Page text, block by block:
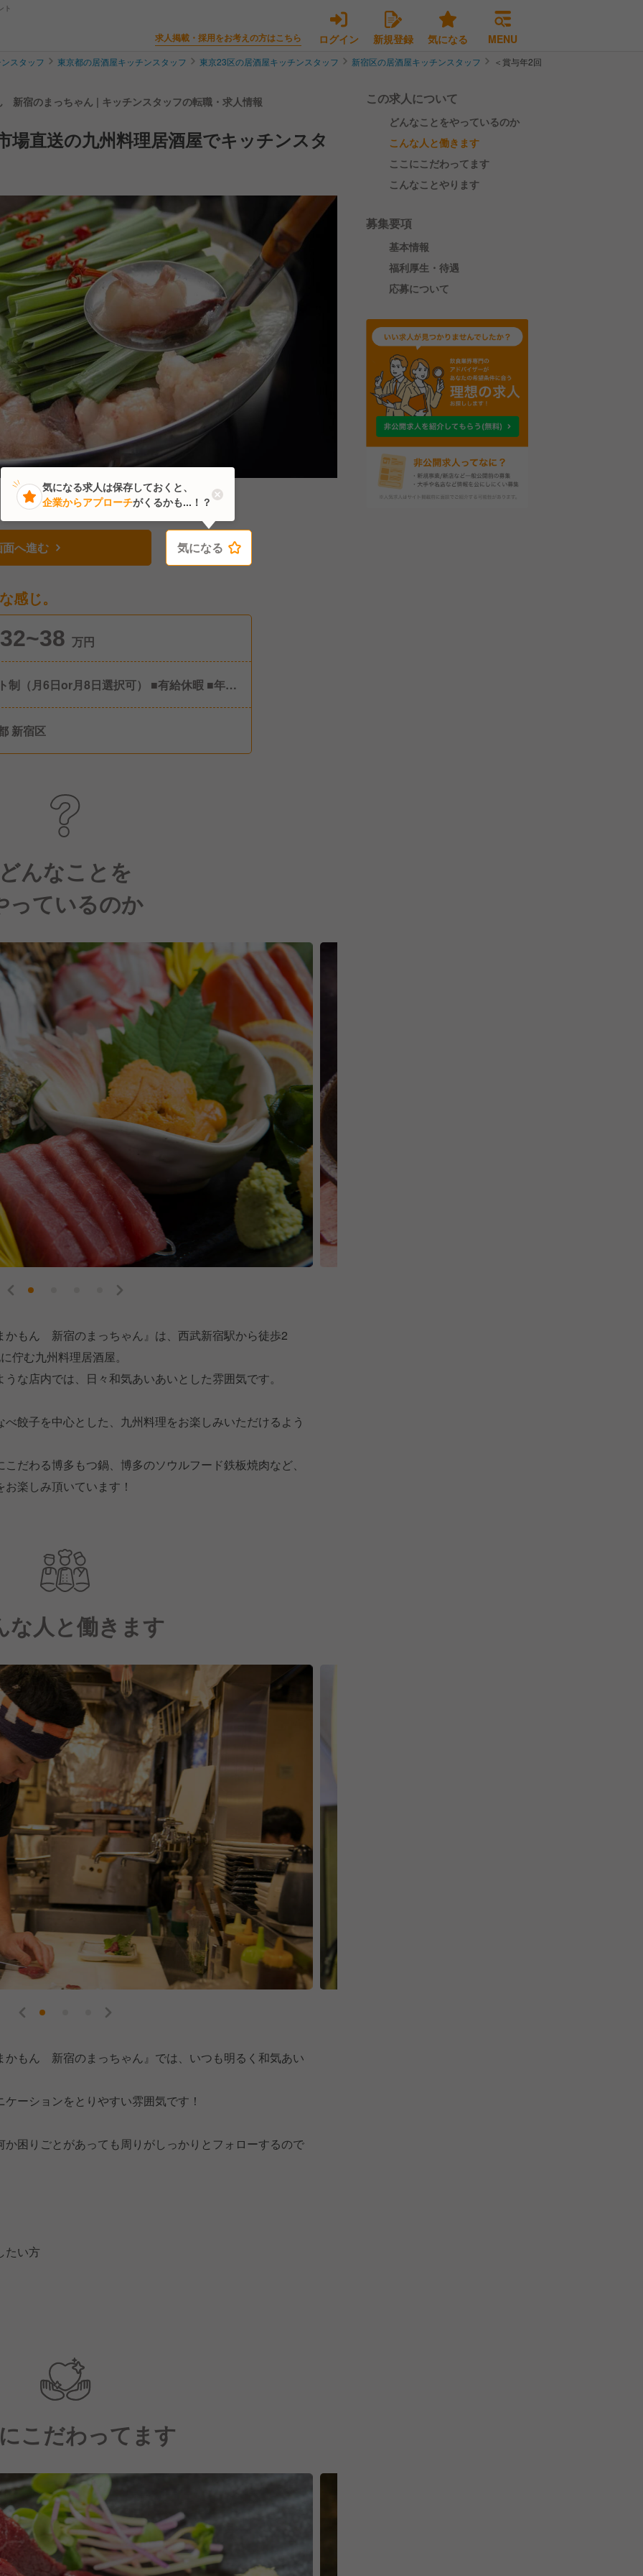
ト
求人掲載・採用をお考えの方はこちら ログイン 新規登録 気になる MENU
スタッフ 東京都の居酒屋キッチンスタッフ 東京23区の居酒屋キッチンスタッフ 新宿区の居酒屋キッチンスタッフ ＜賞与年2回×月8休み可＞市場直送
宿のまっちゃん | キッチンスタッフの転職・求人情報
場直送の九州料理居酒屋でキッチンスタ
へ進む 気になる
感じ。
32~38 万円
制（月6日or月8日選択可） ■有給休暇 ■年末
新宿区
んなことを
っているのか
もん 新宿のまっちゃん』は、西武新宿駅から徒歩2
佇む九州料理居酒屋。
な店内では、日々和気あいあいとした雰囲気です。
餃子を中心とした、九州料理をお楽しみいただけるよう
だわる博多もつ鍋、博多のソウルフード鉄板焼肉など、
楽しみ頂いています！
な人と働きます
もん 新宿のまっちゃん』では、いつも明るく和気あい
ーションをとりやすい雰囲気です！
困りごとがあっても周りがしっかりとフォローするので
たい方
こだわってます
この求人について
どんなことをやっているのか
こんな人と働きます
ここにこだわってます
こんなことやります
募集要項
基本情報
福利厚生・待遇
応募について
気になる
気になる求人は保存しておくと、
企業からアプローチがくるかも...！？